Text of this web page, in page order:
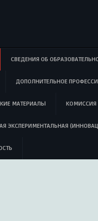
СВЕДЕНИЯ ОБ
ДОПОЛНИТЕЛЬНОЕ
МАТЕРИАЛЫ КОМИССИЯ
ЭКСПЕРИМЕНТАЛЬНАЯ